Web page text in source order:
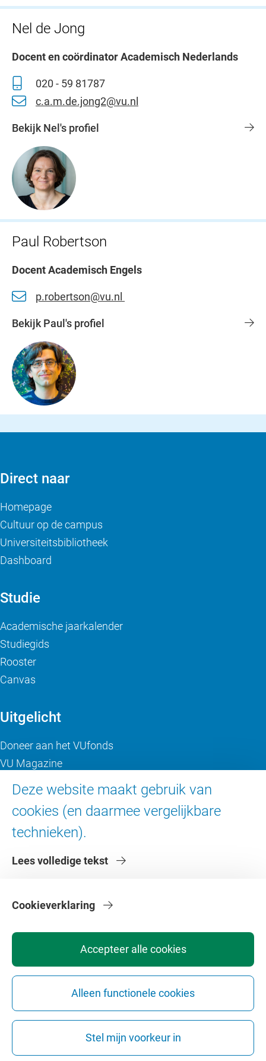
Nel de Jong
Docent en coördinator Academisch Nederlands
020 - 59 81787
c.a.m.de.jong2@vu.nl
Bekijk Nel's profiel
Paul Robertson
Docent Academisch Engels
p.robertson@vu.nl
Bekijk Paul's profiel
Deze website maakt gebruik van
cookies (en daarmee vergelijkbare
technieken).
Lees volledige tekst
Accepteer alle cookies
Alleen functionele cookies
Stel mijn voorkeur in
Cookieverklaring
Direct naar
Homepage
Cultuur op de campus
Universiteitsbibliotheek
Dashboard
Studie
Academische jaarkalender
Studiegids
Rooster
Canvas
Uitgelicht
Doneer aan het VUfonds
VU Magazine
Over de VU
Contact en route
Faculteiten
PrivacyDisclaimerVeiligheidWebcolofonCookie instellingen
Copyright © 2026 - Vrije Universiteit Amsterdam